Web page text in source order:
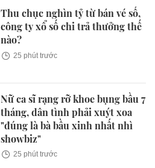
Thu chục nghìn tỷ từ bán vé số,
công ty xổ số chi trả thưởng thế
nào?
25 phút trước
Nữ ca sĩ rạng rỡ khoe bụng bầu 7
tháng, dân tình phải xuýt xoa
"đúng là bà bầu xinh nhất nhì
showbiz"
25 phút trước